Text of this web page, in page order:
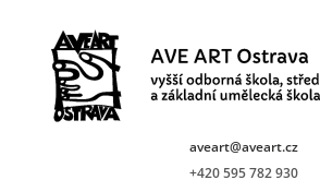
aveart@aveart.cz
+420 595 782 930